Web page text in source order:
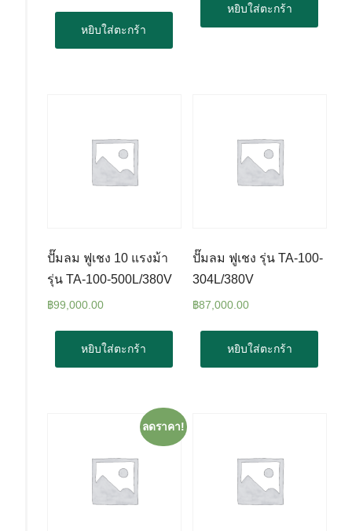
หยิบใส่ตะกร้า
หยิบใส่ตะกร้า
ปั๊มลม ฟูเชง 10 แรงม้า
รุ่น TA-100-500L/380V
฿99,000.00
หยิบใส่ตะกร้า
ปั๊มลม ฟูเชง รุ่น TA-100-
304L/380V
฿87,000.00
หยิบใส่ตะกร้า
ลดราคา!